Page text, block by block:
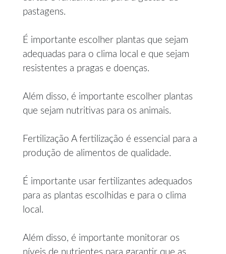
pastagens.
É importante escolher plantas que sejam
adequadas para o clima local e que sejam
resistentes a pragas e doenças.
Além disso, é importante escolher plantas
que sejam nutritivas para os animais.
Fertilização A fertilização é essencial para a
produção de alimentos de qualidade.
É importante usar fertilizantes adequados
para as plantas escolhidas e para o clima
local.
Além disso, é importante monitorar os
níveis de nutrientes para garantir que as